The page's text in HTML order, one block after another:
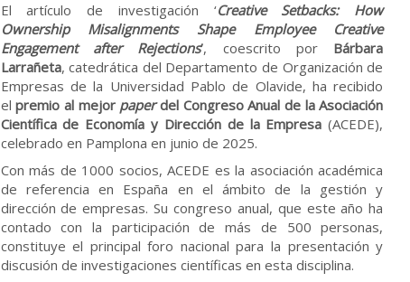
El artículo de investigación ‘Creative Setbacks: How
Ownership Misalignments Shape Employee Creative
Engagement after Rejections’, coescrito por Bárbara
Larrañeta, catedrática del Departamento de Organización de
Empresas de la Universidad Pablo de Olavide, ha recibido
elpremio al mejor paperdel Congreso Anual de la Asociación
Científica de Economía y Dirección de la Empresa (ACEDE),
celebrado en Pamplona en junio de 2025.
Con más de 1000 socios, ACEDE es la asociación académica
de referencia en España en el ámbito de la gestión y
dirección de empresas. Su congreso anual, que este año ha
contado con la participación de más de 500 personas,
constituye el principal foro nacional para la presentación y
discusión de investigaciones científicas en esta disciplina.